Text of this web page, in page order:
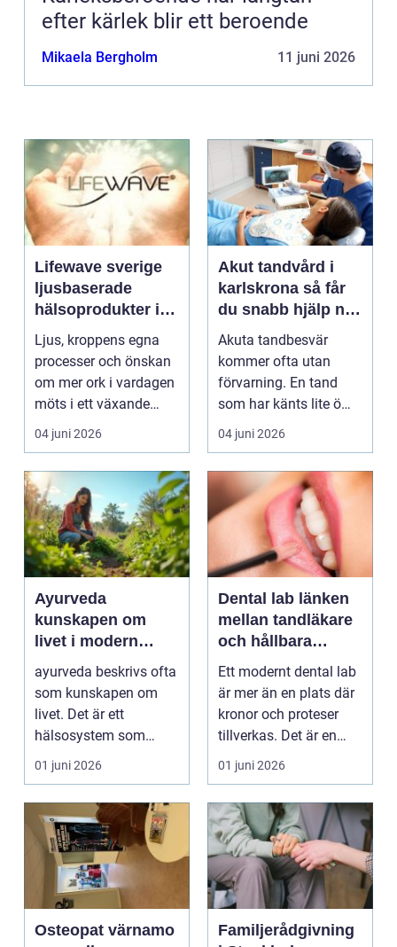
efter kärlek blir ett beroende
Mikaela Bergholm 11 juni 2026
Lifewave sverige
ljusbaserade
hälsoprodukter i
fokus
Ljus, kroppens egna
processer och önskan
om mer ork i vardagen
möts i ett växande
intresse för fotot...
04 juni 2026
Akut tandvård i
karlskrona så får
du snabb hjälp när
tanden krisar
Akuta tandbesvär
kommer ofta utan
förvarning. En tand
som har känts lite öm
kan plötsligt göra så
on...
04 juni 2026
Ayurveda
kunskapen om
livet i modern
vardag
ayurveda beskrivs ofta
som kunskapen om
livet. Det är ett
hälsosystem som
betonar balans, helhet
och...
01 juni 2026
Dental lab länken
mellan tandläkare
och hållbara
leenden
Ett modernt dental lab
är mer än en plats där
kronor och proteser
tillverkas. Det är en
teknisk och ...
01 juni 2026
Osteopat värnamo
Familjerådgivning